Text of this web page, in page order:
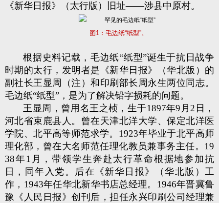
《新华日报》（太行版）旧址——涉县中原村。
图1：毛边纸“纸型”。
根据史料记载，毛边纸“纸型”诞生于抗日战争
时期的太行，发明者是《新华日报》（华北版）的
副社长王显周（注）和印刷部长周永生两位同志。
毛边纸“纸型”，是为了解决铅字损耗的问题。
王显周，曾用名王之桢，生于1897年9月2日，
河北省束鹿县人。曾在天津北洋大学、保定北洋医
学院、北平高等师范求学。1923年毕业于北平高师
理化部，曾在大名师范任理化教员兼事务主任。19
38年1月，带领学生奔赴太行革命根据地参加抗
日，同年入党。后在《新华日报》（华北版）工
作，1943年任华北新华书店总经理。1946年晋冀鲁
豫《人民日报》创刊后，担任永兴印刷公司经理兼